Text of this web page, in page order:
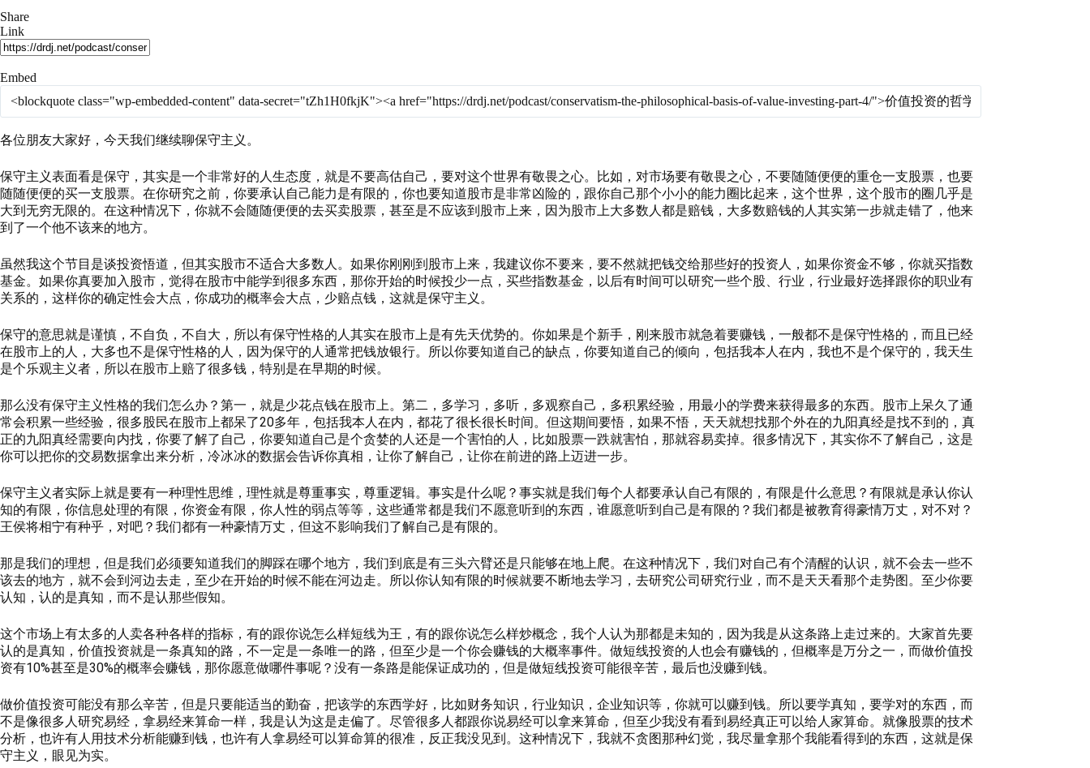
Share
Link
Embed
各位朋友大家好，今天我们继续聊保守主义。
保守主义表面看是保守，其实是一个非常好的人生态度，就是不要高估自己，要对这个世界有敬畏之心。比如，对市场要有敬畏之心，不要随随便便的重仓一支股票，也要
随随便便的买一支股票。在你研究之前，你要承认自己能力是有限的，你也要知道股市是非常凶险的，跟你自己那个小小的能力圈比起来，这个世界，这个股市的圈几乎是
大到无穷无限的。在这种情况下，你就不会随随便便的去买卖股票，甚至是不应该到股市上来，因为股市上大多数人都是赔钱，大多数赔钱的人其实第一步就走错了，他来
到了一个他不该来的地方。
虽然我这个节目是谈投资悟道，但其实股市不适合大多数人。如果你刚刚到股市上来，我建议你不要来，要不然就把钱交给那些好的投资人，如果你资金不够，你就买指数
基金。如果你真要加入股市，觉得在股市中能学到很多东西，那你开始的时候投少一点，买些指数基金，以后有时间可以研究一些个股、行业，行业最好选择跟你的职业有
关系的，这样你的确定性会大点，你成功的概率会大点，少赔点钱，这就是保守主义。
保守的意思就是谨慎，不自负，不自大，所以有保守性格的人其实在股市上是有先天优势的。你如果是个新手，刚来股市就急着要赚钱，一般都不是保守性格的，而且已经
在股市上的人，大多也不是保守性格的人，因为保守的人通常把钱放银行。所以你要知道自己的缺点，你要知道自己的倾向，包括我本人在内，我也不是个保守的，我天生
是个乐观主义者，所以在股市上赔了很多钱，特别是在早期的时候。
那么没有保守主义性格的我们怎么办？第一，就是少花点钱在股市上。第二，多学习，多听，多观察自己，多积累经验，用最小的学费来获得最多的东西。股市上呆久了通
常会积累一些经验，很多股民在股市上都呆了20多年，包括我本人在内，都花了很长很长时间。但这期间要悟，如果不悟，天天就想找那个外在的九阳真经是找不到的，真
正的九阳真经需要向内找，你要了解了自己，你要知道自己是个贪婪的人还是一个害怕的人，比如股票一跌就害怕，那就容易卖掉。很多情况下，其实你不了解自己，这是
你可以把你的交易数据拿出来分析，冷冰冰的数据会告诉你真相，让你了解自己，让你在前进的路上迈进一步。
保守主义者实际上就是要有一种理性思维，理性就是尊重事实，尊重逻辑。事实是什么呢？事实就是我们每个人都要承认自己有限的，有限是什么意思？有限就是承认你认
知的有限，你信息处理的有限，你资金有限，你人性的弱点等等，这些通常都是我们不愿意听到的东西，谁愿意听到自己是有限的？我们都是被教育得豪情万丈，对不对？
王侯将相宁有种乎，对吧？我们都有一种豪情万丈，但这不影响我们了解自己是有限的。
那是我们的理想，但是我们必须要知道我们的脚踩在哪个地方，我们到底是有三头六臂还是只能够在地上爬。在这种情况下，我们对自己有个清醒的认识，就不会去一些不
该去的地方，就不会到河边去走，至少在开始的时候不能在河边走。所以你认知有限的时候就要不断地去学习，去研究公司研究行业，而不是天天看那个走势图。至少你要
认知，认的是真知，而不是认那些假知。
这个市场上有太多的人卖各种各样的指标，有的跟你说怎么样短线为王，有的跟你说怎么样炒概念，我个人认为那都是未知的，因为我是从这条路上走过来的。大家首先要
认的是真知，价值投资就是一条真知的路，不一定是一条唯一的路，但至少是一个你会赚钱的大概率事件。做短线投资的人也会有赚钱的，但概率是万分之一，而做价值投
资有10%甚至是30%的概率会赚钱，那你愿意做哪件事呢？没有一条路是能保证成功的，但是做短线投资可能很辛苦，最后也没赚到钱。
做价值投资可能没有那么辛苦，但是只要能适当的勤奋，把该学的东西学好，比如财务知识，行业知识，企业知识等，你就可以赚到钱。所以要学真知，要学对的东西，而
不是像很多人研究易经，拿易经来算命一样，我是认为这是走偏了。尽管很多人都跟你说易经可以拿来算命，但至少我没有看到易经真正可以给人家算命。就像股票的技术
分析，也许有人用技术分析能赚到钱，也许有人拿易经可以算命算的很准，反正我没见到。这种情况下，我就不贪图那种幻觉，我尽量拿那个我能看得到的东西，这就是保
守主义，眼见为实。